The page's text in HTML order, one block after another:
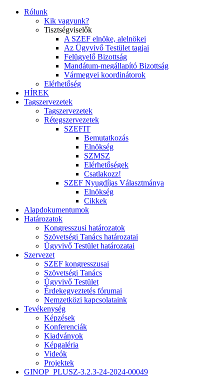
Rólunk
Kik vagyunk?
Tisztségviselők
A SZEF elnöke, alelnökei
Az Ügyvivő Testület tagjai
Felügyelő Bizottság
Mandátum-megállapító Bizottság
Vármegyei koordinátorok
Elérhetőség
HÍREK
Tagszervezetek
Tagszervezetek
Rétegszervezetek
SZEFIT
Bemutatkozás
Elnökség
SZMSZ
Elérhetőségek
Csatlakozz!
SZEF Nyugdíjas Választmánya
Elnökség
Cikkek
Alapdokumentumok
Határozatok
Kongresszusi határozatok
Szövetségi Tanács határozatai
Ügyvivő Testület határozatai
Szervezet
SZEF kongresszusai
Szövetségi Tanács
Ügyvivő Testület
Érdekegyeztetés fórumai
Nemzetközi kapcsolataink
Tevékenység
Képzések
Konferenciák
Kiadványok
Képgaléria
Videók
Projektek
GINOP_PLUSZ-3.2.3-24-2024-00049